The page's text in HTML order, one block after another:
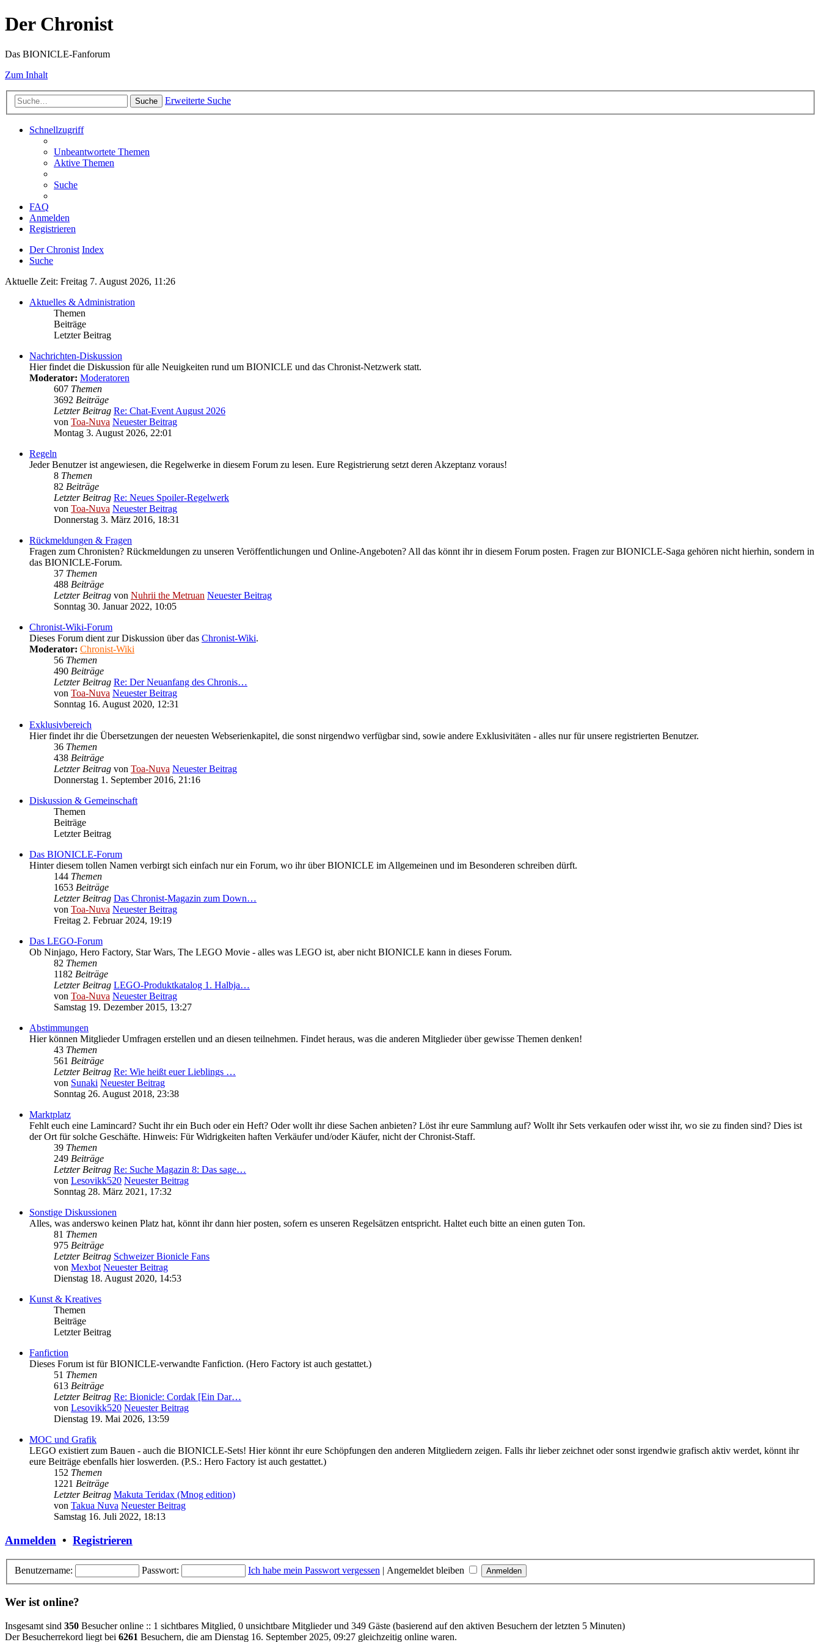
Der Chronist
Das BIONICLE-Fanforum
Zum Inhalt
Suche Erweiterte Suche
Schnellzugriff
Unbeantwortete Themen
Aktive Themen
Suche
FAQ
Anmelden
Registrieren
Der Chronist Index
Suche
Aktuelle Zeit: Freitag 7. August 2026, 11:26
Aktuelles & Administration
Themen
Beiträge
Letzter Beitrag
Nachrichten-Diskussion
Hier findet die Diskussion für alle Neuigkeiten rund um BIONICLE und das Chronist-Netzwerk statt.
Moderator: Moderatoren
607 Themen
3692 Beiträge
Letzter Beitrag Re: Chat-Event August 2026
von Toa-Nuva Neuester Beitrag
Montag 3. August 2026, 22:01
Regeln
Jeder Benutzer ist angewiesen, die Regelwerke in diesem Forum zu lesen. Eure Registrierung setzt deren Akzeptanz voraus!
8 Themen
82 Beiträge
Letzter Beitrag Re: Neues Spoiler-Regelwerk
von Toa-Nuva Neuester Beitrag
Donnerstag 3. März 2016, 18:31
Rückmeldungen & Fragen
Fragen zum Chronisten? Rückmeldungen zu unseren Veröffentlichungen und Online-Angeboten? All das könnt ihr in diesem Forum posten. Fragen zur BIONICLE-Saga gehören nicht hierhin, sondern in
das BIONICLE-Forum.
37 Themen
488 Beiträge
Letzter Beitrag von Nuhrii the Metruan Neuester Beitrag
Sonntag 30. Januar 2022, 10:05
Chronist-Wiki-Forum
Dieses Forum dient zur Diskussion über das Chronist-Wiki.
Moderator: Chronist-Wiki
56 Themen
490 Beiträge
Letzter Beitrag Re: Der Neuanfang des Chronis…
von Toa-Nuva Neuester Beitrag
Sonntag 16. August 2020, 12:31
Exklusivbereich
Hier findet ihr die Übersetzungen der neuesten Webserienkapitel, die sonst nirgendwo verfügbar sind, sowie andere Exklusivitäten - alles nur für unsere registrierten Benutzer.
36 Themen
438 Beiträge
Letzter Beitrag von Toa-Nuva Neuester Beitrag
Donnerstag 1. September 2016, 21:16
Diskussion & Gemeinschaft
Themen
Beiträge
Letzter Beitrag
Das BIONICLE-Forum
Hinter diesem tollen Namen verbirgt sich einfach nur ein Forum, wo ihr über BIONICLE im Allgemeinen und im Besonderen schreiben dürft.
144 Themen
1653 Beiträge
Letzter Beitrag Das Chronist-Magazin zum Down…
von Toa-Nuva Neuester Beitrag
Freitag 2. Februar 2024, 19:19
Das LEGO-Forum
Ob Ninjago, Hero Factory, Star Wars, The LEGO Movie - alles was LEGO ist, aber nicht BIONICLE kann in dieses Forum.
82 Themen
1182 Beiträge
Letzter Beitrag LEGO-Produktkatalog 1. Halbja…
von Toa-Nuva Neuester Beitrag
Samstag 19. Dezember 2015, 13:27
Abstimmungen
Hier können Mitglieder Umfragen erstellen und an diesen teilnehmen. Findet heraus, was die anderen Mitglieder über gewisse Themen denken!
43 Themen
561 Beiträge
Letzter Beitrag Re: Wie heißt euer Lieblings …
von Sunaki Neuester Beitrag
Sonntag 26. August 2018, 23:38
Marktplatz
Fehlt euch eine Lamincard? Sucht ihr ein Buch oder ein Heft? Oder wollt ihr diese Sachen anbieten? Löst ihr eure Sammlung auf? Wollt ihr Sets verkaufen oder wisst ihr, wo sie zu finden sind? Dies ist
der Ort für solche Geschäfte. Hinweis: Für Widrigkeiten haften Verkäufer und/oder Käufer, nicht der Chronist-Staff.
39 Themen
249 Beiträge
Letzter Beitrag Re: Suche Magazin 8: Das sage…
von Lesovikk520 Neuester Beitrag
Sonntag 28. März 2021, 17:32
Sonstige Diskussionen
Alles, was anderswo keinen Platz hat, könnt ihr dann hier posten, sofern es unseren Regelsätzen entspricht. Haltet euch bitte an einen guten Ton.
81 Themen
975 Beiträge
Letzter Beitrag Schweizer Bionicle Fans
von Mexbot Neuester Beitrag
Dienstag 18. August 2020, 14:53
Kunst & Kreatives
Themen
Beiträge
Letzter Beitrag
Fanfiction
Dieses Forum ist für BIONICLE-verwandte Fanfiction. (Hero Factory ist auch gestattet.)
51 Themen
613 Beiträge
Letzter Beitrag Re: Bionicle: Cordak [Ein Dar…
von Lesovikk520 Neuester Beitrag
Dienstag 19. Mai 2026, 13:59
MOC und Grafik
LEGO existiert zum Bauen - auch die BIONICLE-Sets! Hier könnt ihr eure Schöpfungen den anderen Mitgliedern zeigen. Falls ihr lieber zeichnet oder sonst irgendwie grafisch aktiv werdet, könnt ihr
eure Beiträge ebenfalls hier loswerden. (P.S.: Hero Factory ist auch gestattet.)
152 Themen
1221 Beiträge
Letzter Beitrag Makuta Teridax (Mnog edition)
von Takua Nuva Neuester Beitrag
Samstag 16. Juli 2022, 18:13
Anmelden • Registrieren
Benutzername: Passwort: Ich habe mein Passwort vergessen | Angemeldet bleiben
Wer ist online?
Insgesamt sind 350 Besucher online :: 1 sichtbares Mitglied, 0 unsichtbare Mitglieder und 349 Gäste (basierend auf den aktiven Besuchern der letzten 5 Minuten)
Der Besucherrekord liegt bei 6261 Besuchern, die am Dienstag 16. September 2025, 09:27 gleichzeitig online waren.